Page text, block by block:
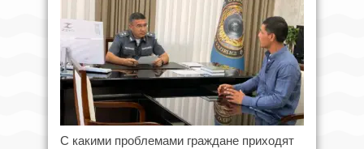
С какими проблемами граждане приходят